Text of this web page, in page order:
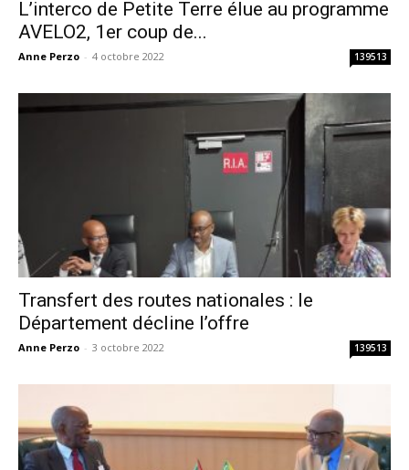
L’interco de Petite Terre élue au programme
AVELO2, 1er coup de...
Anne Perzo - 4 octobre 2022 139513
Transfert des routes nationales : le
Département décline l’offre
Anne Perzo - 3 octobre 2022 139513